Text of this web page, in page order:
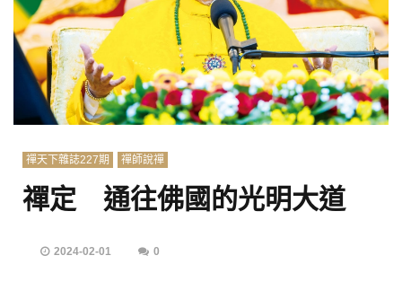
禪天下雜誌227期 禪師說禪
禪定 通往佛國的光明大道
2024-02-01 0